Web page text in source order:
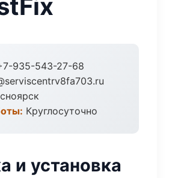
935-543-27-68
Круглосуточно
и установка